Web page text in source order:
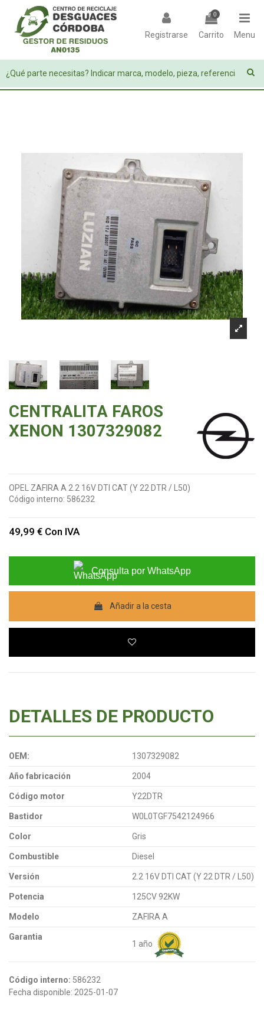
Registrarse
0
Carrito Menu
CENTRALITA FAROS
XENON 1307329082
OPEL ZAFIRA A 2.2 16V DTI CAT (Y 22 DTR / L50)
Código interno: 586232
49,99 € Con IVA
Consulta por WhatsApp
Añadir a la cesta
DETALLES DE PRODUCTO
OEM: 1307329082
Año fabricación 2004
Código motor Y22DTR
Bastidor W0L0TGF7542124966
Color Gris
Combustible Diesel
Versión 2.2 16V DTI CAT (Y 22 DTR / L50)
Potencia 125CV 92KW
Modelo ZAFIRA A
Garantia
1 año
Código interno: 586232
Fecha disponible: 2025-01-07